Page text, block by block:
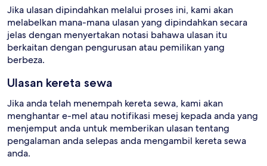
Jika ulasan dipindahkan melalui proses ini, kami akan
melabelkan mana-mana ulasan yang dipindahkan secara
jelas dengan menyertakan notasi bahawa ulasan itu
berkaitan dengan pengurusan atau pemilikan yang
berbeza.
Ulasan kereta sewa
Jika anda telah menempah kereta sewa, kami akan
menghantar e-mel atau notifikasi mesej kepada anda yang
menjemput anda untuk memberikan ulasan tentang
pengalaman anda selepas anda mengambil kereta sewa
anda.